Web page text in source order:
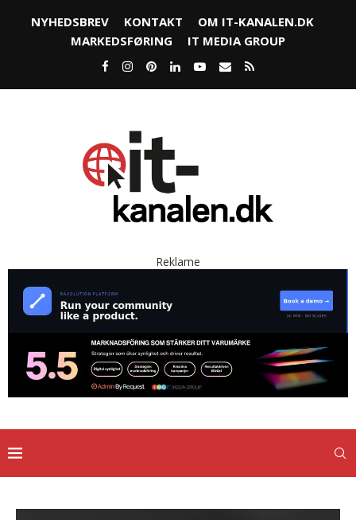
NYHEDSBREV KONTAKT
OM IT-KANALEN.DK
MARKEDSFØRING
IT MEDIA GROUP
Reklame